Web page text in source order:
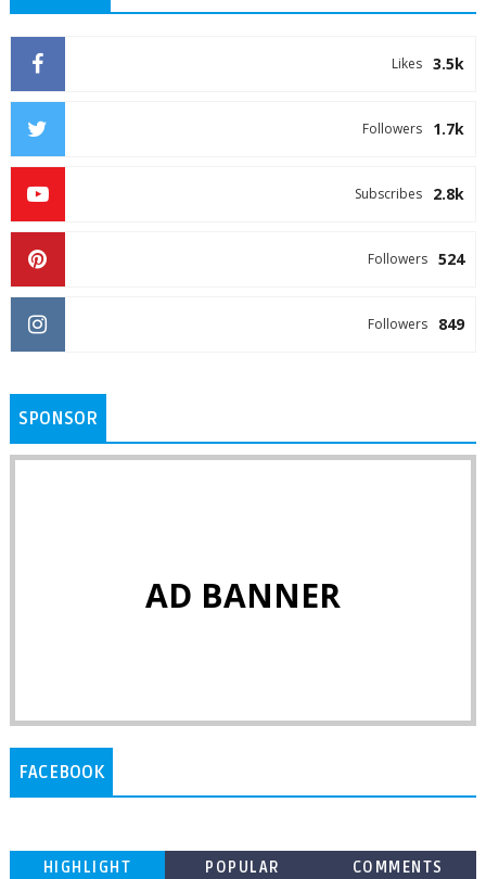
3.5k
Likes
1.7k
Followers
2.8k
Subscribes
524
Followers
849
Followers
SPONSOR
AD BANNER
FACEBOOK
HIGHLIGHT POPULAR COMMENTS